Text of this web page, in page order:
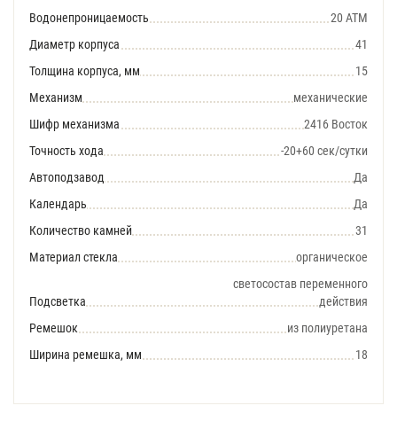
Водонепроницаемость
20 АТМ
Диаметр корпуса
41
Толщина корпуса, мм
15
Механизм
механические
Шифр механизма
2416 Восток
Точность хода
-20+60 сек/сутки
Автоподзавод
Да
Календарь
Да
Количество камней
31
Материал стекла
органическое
Подсветка
светосостав переменного
действия
Ремешок
из полиуретана
Ширина ремешка, мм
18